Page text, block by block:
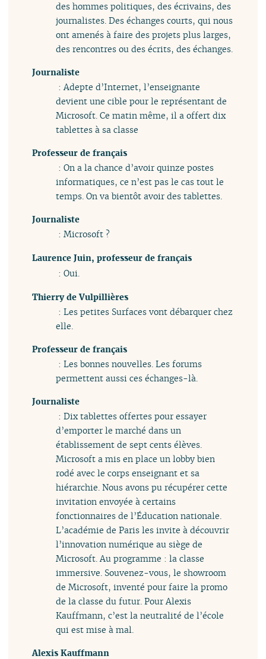
des hommes politiques, des écrivains, des
journalistes. Des échanges courts, qui nous
ont amenés à faire des projets plus larges,
des rencontres ou des écrits, des échanges.
Journaliste
: Adepte d’Internet, l’enseignante
devient une cible pour le représentant de
Microsoft. Ce matin même, il a offert dix
tablettes à sa classe
Professeur de français
: On a la chance d’avoir quinze postes
informatiques, ce n’est pas le cas tout le
temps. On va bientôt avoir des tablettes.
Journaliste
: Microsoft ?
Laurence Juin, professeur de français
: Oui.
Thierry de Vulpillières
: Les petites Surfaces vont débarquer chez
elle.
Professeur de français
: Les bonnes nouvelles. Les forums
permettent aussi ces échanges-là.
Journaliste
: Dix tablettes offertes pour essayer
d’emporter le marché dans un
établissement de sept cents élèves.
Microsoft a mis en place un lobby bien
rodé avec le corps enseignant et sa
hiérarchie. Nous avons pu récupérer cette
invitation envoyée à certains
fonctionnaires de l’Éducation nationale.
L’académie de Paris les invite à découvrir
l’innovation numérique au siège de
Microsoft. Au programme : la classe
immersive. Souvenez-vous, le showroom
de Microsoft, inventé pour faire la promo
de la classe du futur. Pour Alexis
Kauffmann, c’est la neutralité de l’école
qui est mise à mal.
Alexis Kauffmann